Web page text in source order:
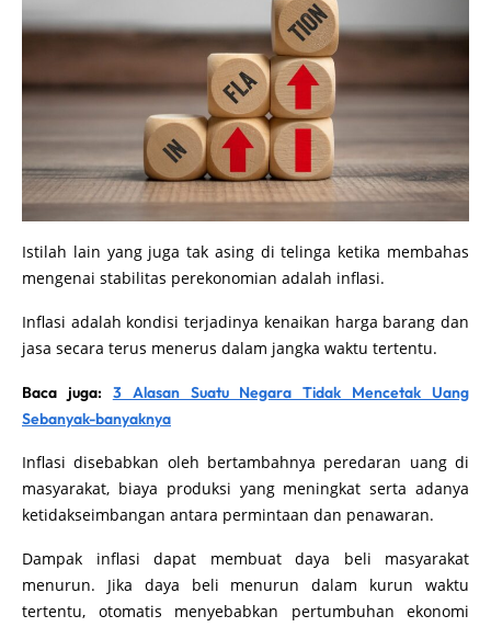
Istilah lain yang juga tak asing di telinga ketika membahas
mengenai stabilitas perekonomian adalah inflasi.
Inflasi adalah kondisi terjadinya kenaikan harga barang dan
jasa secara terus menerus dalam jangka waktu tertentu.
Baca juga: 3 Alasan Suatu Negara Tidak Mencetak Uang
Sebanyak-banyaknya
Inflasi disebabkan oleh bertambahnya peredaran uang di
masyarakat, biaya produksi yang meningkat serta adanya
ketidakseimbangan antara permintaan dan penawaran.
Dampak inflasi dapat membuat daya beli masyarakat
menurun. Jika daya beli menurun dalam kurun waktu
tertentu, otomatis menyebabkan pertumbuhan ekonomi